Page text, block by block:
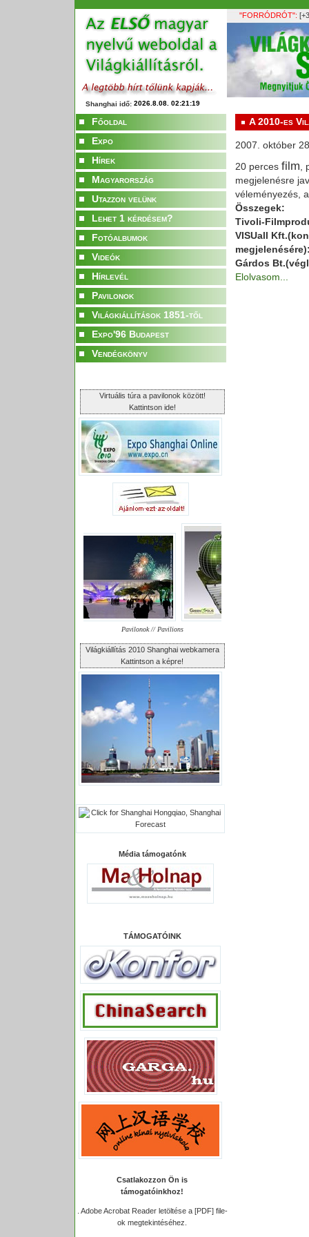
"FORRÓDRÓT":
Shanghai idő:
Főoldal
Expo
Hírek
Magyarország
Utazzon velünk
Lehet 1 kérdésem?
Fotóalbumok
Videók
Hírlevél
Pavilonok
Világkiállítások 1851-től
Expo'96 Budapest
Vendégkönyv
Virtuális túra a pavilonok között!
Kattintson ide!
Pavilonok // Pavilions
Világkiállítás 2010 Shanghai webkamera
Kattintson a képre!
Média támogatónk
TÁMOGATÓINK
Csatlakozzon Ön is
támogatóinkhoz!
Adobe Acrobat Reader letöltése a [PDF] file-
ok megtekintéséhez.
A 2010-es
2007. október
20 perces film
megjelenésre
véleményezés,
Összegek:
Tivoli-
VISUall
Gárdos
Elolvasom...